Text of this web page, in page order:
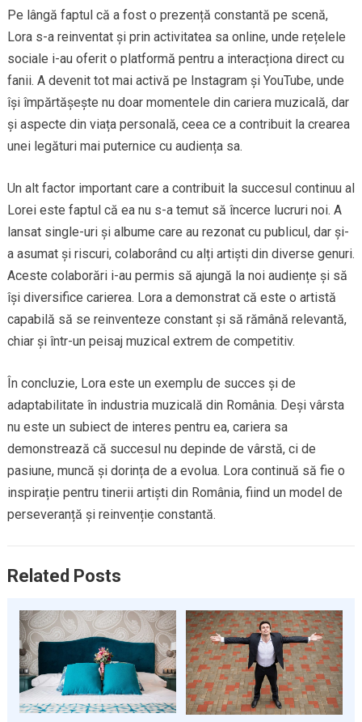
Pe lângă faptul că a fost o prezență constantă pe scenă,
Lora s-a reinventat și prin activitatea sa online, unde rețelele
sociale i-au oferit o platformă pentru a interacționa direct cu
fanii. A devenit tot mai activă pe Instagram și YouTube, unde
își împărtășește nu doar momentele din cariera muzicală, dar
și aspecte din viața personală, ceea ce a contribuit la crearea
unei legături mai puternice cu audiența sa.
Un alt factor important care a contribuit la succesul continuu al
Lorei este faptul că ea nu s-a temut să încerce lucruri noi. A
lansat single-uri și albume care au rezonat cu publicul, dar și-
a asumat și riscuri, colaborând cu alți artiști din diverse genuri.
Aceste colaborări i-au permis să ajungă la noi audiențe și să
își diversifice carierea. Lora a demonstrat că este o artistă
capabilă să se reinventeze constant și să rămână relevantă,
chiar și într-un peisaj muzical extrem de competitiv.
În concluzie, Lora este un exemplu de succes și de
adaptabilitate în industria muzicală din România. Deși vârsta
nu este un subiect de interes pentru ea, cariera sa
demonstrează că succesul nu depinde de vârstă, ci de
pasiune, muncă și dorința de a evolua. Lora continuă să fie o
inspirație pentru tinerii artiști din România, fiind un model de
perseveranță și reinvenție constantă.
Related Posts